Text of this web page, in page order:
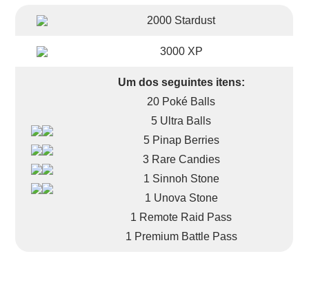
2000 Stardust
3000 XP
Um dos seguintes itens:
20 Poké Balls
5 Ultra Balls
5 Pinap Berries
3 Rare Candies
1 Sinnoh Stone
1 Unova Stone
1 Remote Raid Pass
1 Premium Battle Pass